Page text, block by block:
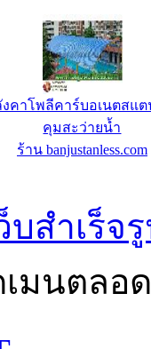
Web Hosting W5 -
ปี
ร้าน IC-MyHost Thailand
บสำเร็จ
มนตลอ